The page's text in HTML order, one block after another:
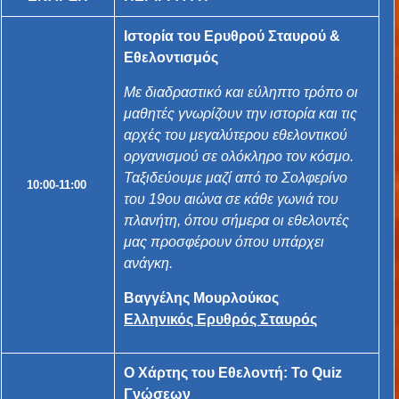
10:00-11:00
Ιστορία του Ερυθρού Σταυρού &
Εθελοντισμός
Με διαδραστικό και εύληπτο τρόπο οι
μαθητές γνωρίζουν την ιστορία και τις
αρχές του μεγαλύτερου εθελοντικού
οργανισμού σε ολόκληρο τον κόσμο.
Ταξιδεύουμε μαζί από το Σολφερίνο
του 19ου αιώνα σε κάθε γωνιά του
πλανήτη, όπου σήμερα οι εθελοντές
μας προσφέρουν όπου υπάρχει
ανάγκη.
Βαγγέλης Μουρλούκος
Ελληνικός Ερυθρός Σταυρός
Ο Χάρτης του Εθελοντή: Το Quiz
Γνώσεων